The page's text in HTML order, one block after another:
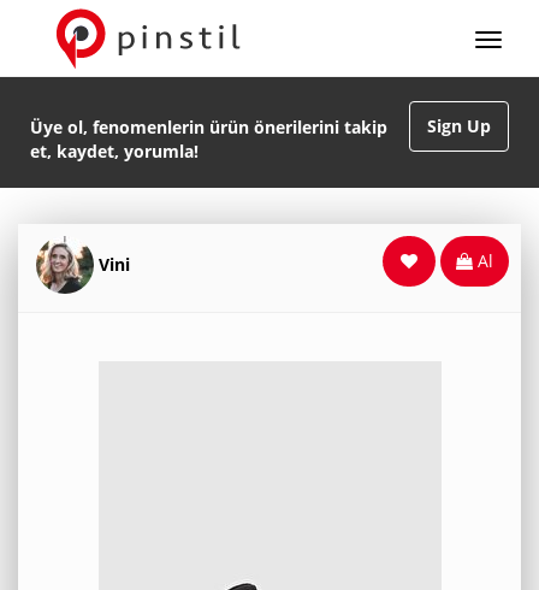
Sign Up
Üye ol, fenomenlerin ürün önerilerini takip
et, kaydet, yorumla!
Vini Al